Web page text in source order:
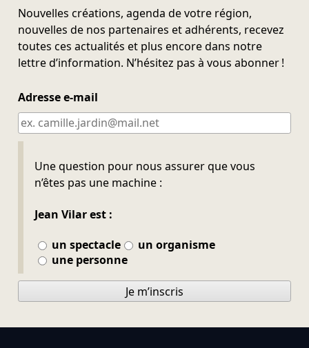
Nouvelles créations, agenda de votre région,
nouvelles de nos partenaires et adhérents, recevez
toutes ces actualités et plus encore dans notre
lettre d’information. N’hésitez pas à vous abonner !
Adresse e-mail
Une question pour nous assurer que vous
n’êtes pas une machine :
Jean Vilar est :
un spectacle
un organisme
une personne
Ne pas remplir
Je m’inscris